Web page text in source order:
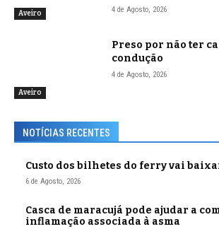
Aveiro 4 de Agosto, 2026
Aveiro
Preso por não ter
condução
4 de Agosto, 2026
NOTÍCIAS RECENTES
Custo dos bilhetes do ferry vai
6 de Agosto, 2026
Casca de maracujá pode ajudar a
inflamação associada à asma